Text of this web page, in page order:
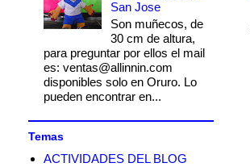
San Jose
Son muñecos, de
30 cm de altura,
para preguntar por ellos el mail
es: ventas@allinnin.com
disponibles solo en Oruro. Lo
pueden encontrar en...
Temas
ACTIVIDADES DEL BLOG